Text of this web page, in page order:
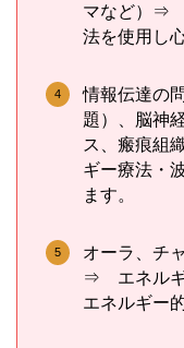
マなど）⇒
法を使用し
情報伝達の
題）、脳神
ス、瘢痕組
ギー療法・
ます。
オーラ、チ
⇒ エネルギ
エネルギー